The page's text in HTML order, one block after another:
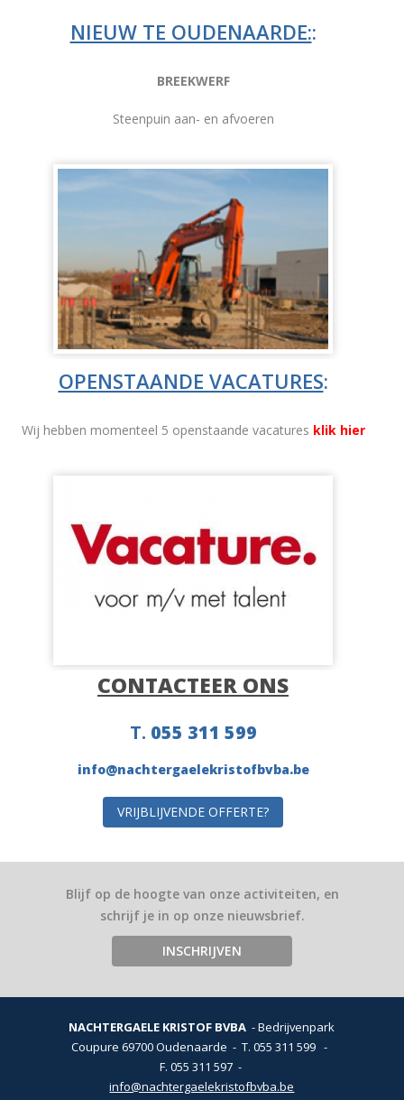
NIEUW TE OUDENAARDE::
BREEKWERF
Steenpuin aan- en afvoeren
OPENSTAANDE VACATURES:
Wij hebben momenteel 5 openstaande vacatures klik hier
CONTACTEER ONS
T. 055 311 599
info@nachtergaelekristofbvba.be
VRIJBLIJVENDE OFFERTE?
Blijf op de hoogte van onze activiteiten, en
schrijf je in op onze nieuwsbrief.
INSCHRIJVEN
NACHTERGAELE KRISTOF BVBA
Bedrijvenpark
Coupure 69700 Oudenaarde T. 055 311 599-
F. 055 311 597
info@nachtergaelekristofbvba.be